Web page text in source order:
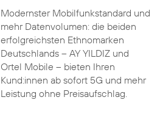
Modernster Mobilfunkstandard und
mehr Datenvolumen: die beiden
erfolgreichsten Ethnomarken
Deutschlands – AY YILDIZ und
Ortel Mobile – bieten Ihren
Kund:innen ab sofort 5G und mehr
Leistung ohne Preisaufschlag.